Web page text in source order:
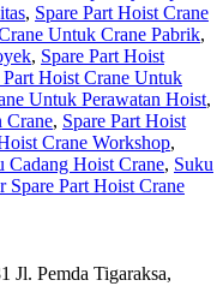
, Spare Part Hoist Crane
Untuk Crane Pabrik,
, Spare Part Hoist
Part Hoist Crane Untuk
Untuk Perawatan Hoist,
Crane, Spare Part Hoist
Crane Workshop,
Cadang Hoist Crane, Suku
Spare Part Hoist Crane
Jl. Pemda Tigaraksa,